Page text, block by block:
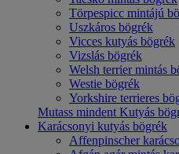
Törpespicc mintájú
Uszkáros bögrék
Vicces kutyás bögrék
Vizslás bögrék
Welsh terrier mintás
Westie bögrék
Yorkshire terrieres
Mutass mindent Kutyás
Karácsonyi kutyás bögrék
Affenpinscher